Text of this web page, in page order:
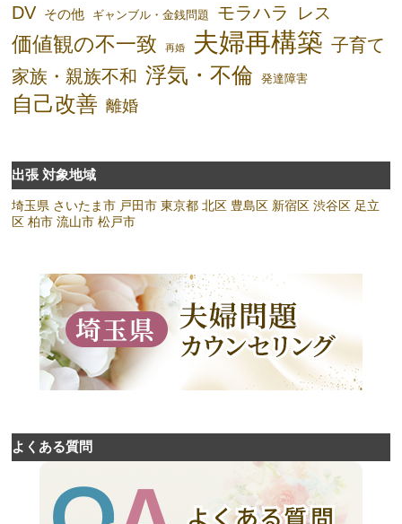
DV その他 ギャンブル・金銭問題 モラハラ レス
価値観の不一致 再婚 夫婦再構築 子育て
家族・親族不和 浮気・不倫 発達障害
自己改善 離婚
出張 対象地域
埼玉県 さいたま市 戸田市 東京都 北区 豊島区 新宿区 渋谷区 足立
区 柏市 流山市 松戸市
よくある質問